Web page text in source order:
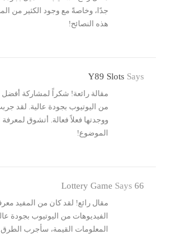
جدًا، وخاصةً مع وجود الكثير من
هذه النصائح!
Y89 Slots Says
مقالة رائعة! شكراً لمشاركة
من اليوتيوب بجودة عالية. لقد
ووجدتها فعلاً فعالة. أتشوق
الموضوع!
66 Lottery Game
Says
مقال رائع! لقد كان من المفيد
الفيديوهات من اليوتيوب بجودة
المعلومات القيمة، سأجرب الطرق